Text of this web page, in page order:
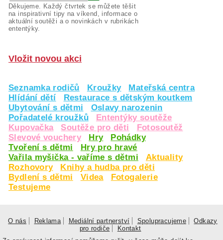
Děkujeme. Každý čtvrtek se můžete těšit
na inspirativní tipy na víkend, informace o
aktuální soutěži a o novinkách v rubrikách
ententýky.
Vložit novou akci
Seznamka rodičů Kroužky
Mateřská centra
Hlídání dětí
Restaurace s dětským koutkem
Ubytování s dětmi
Oslavy narozenin
Pořadatelé kroužků
Ententýky soutěže
Kupovačka
Soutěže pro děti
Fotosoutěž
Slevové vouchery
Hry
Pohádky
Tvoření s dětmi
Hry pro hravé
Vařila myšička - vaříme s dětmi
Aktuality
Rozhovory
Knihy a hudba pro děti
Bydlení s dětmi
Videa
Fotogalerie
Testujeme
O nás Reklama Mediální partnerství Spolupracujeme
Odkazy
pro rodiče
Kontakt